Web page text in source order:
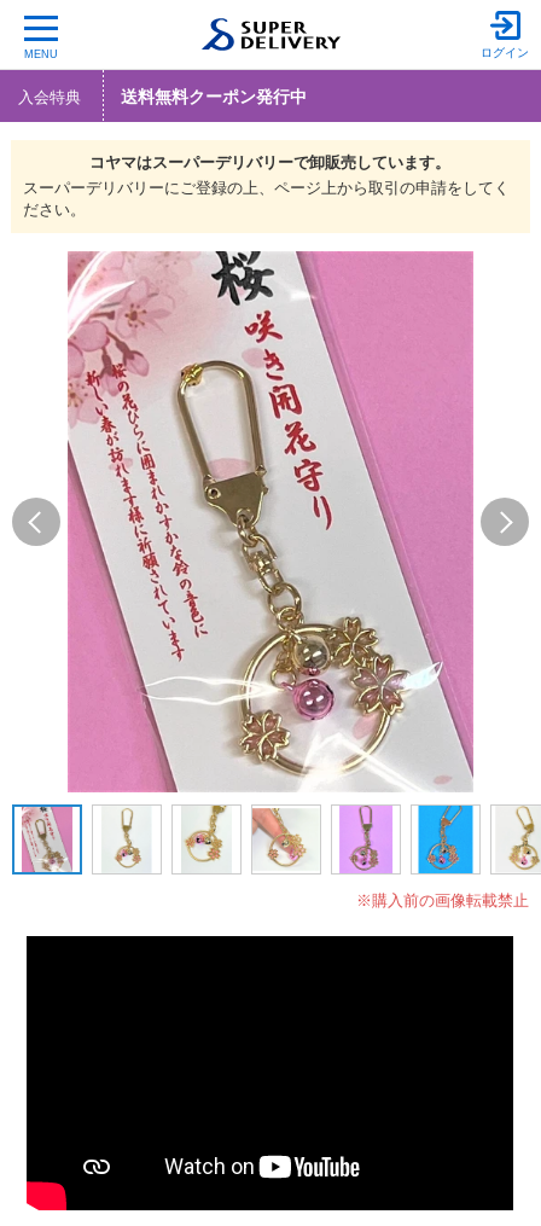
MENU ログイン
入会特典 送料無料クーポン発行中
コヤマはスーパーデリバリーで卸販売しています。
スーパーデリバリーにご登録の上、ページ上から取引の申請をしてく
ださい。
※購入前の画像転載禁止